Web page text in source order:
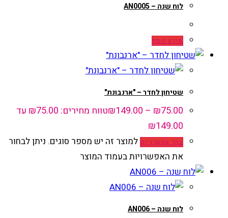
לוח שנה – AN0005
מידע נוסף
שטיחון לחדר – "ארנבונת"
₪75.00
–
₪149.00
טווח מחירים: ⁦₪75.00⁩ עד
בחר אפשרויות למוצר זה יש מספר סוגים. ניתן לבחור
את האפשרויות בעמוד המוצר
לוח שנה – AN006